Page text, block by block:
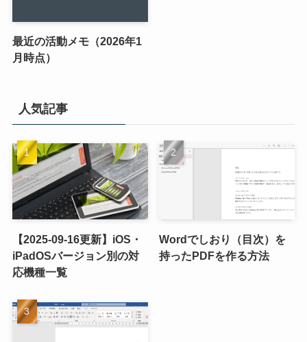
最近の活動メモ（2026年1
月時点）
人気記事
【2025-09-16更新】iOS・
iPadOSバージョン別の対
応機種一覧
Wordでしおり（目次）を
持ったPDFを作る方法